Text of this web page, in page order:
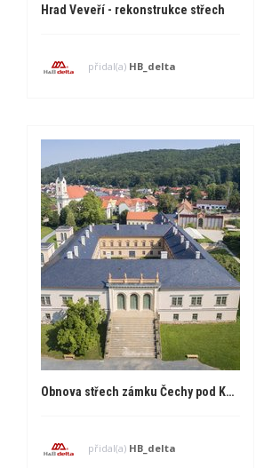
Hrad Veveří - rekonstrukce střech
přidal(a) HB_delta
Obnova střech zámku Čechy pod Kosířem
přidal(a) HB_delta